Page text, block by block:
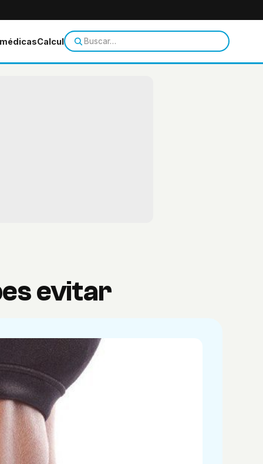
CalculadorasTemas de salud
evitar